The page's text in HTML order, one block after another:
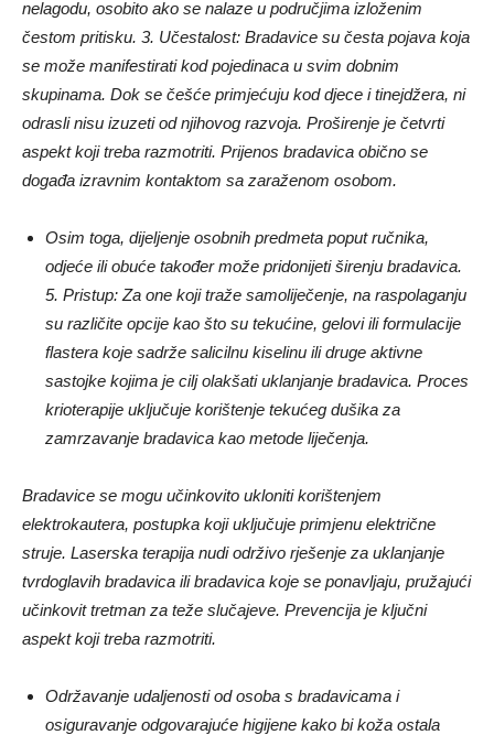
nelagodu, osobito ako se nalaze u područjima izloženim
čestom pritisku. 3. Učestalost: Bradavice su česta pojava koja
se može manifestirati kod pojedinaca u svim dobnim
skupinama. Dok se češće primjećuju kod djece i tinejdžera, ni
odrasli nisu izuzeti od njihovog razvoja. Proširenje je četvrti
aspekt koji treba razmotriti. Prijenos bradavica obično se
događa izravnim kontaktom sa zaraženom osobom.
Osim toga, dijeljenje osobnih predmeta poput ručnika,
odjeće ili obuće također može pridonijeti širenju bradavica.
5. Pristup: Za one koji traže samoliječenje, na raspolaganju
su različite opcije kao što su tekućine, gelovi ili formulacije
flastera koje sadrže salicilnu kiselinu ili druge aktivne
sastojke kojima je cilj olakšati uklanjanje bradavica. Proces
krioterapije uključuje korištenje tekućeg dušika za
zamrzavanje bradavica kao metode liječenja.
Bradavice se mogu učinkovito ukloniti korištenjem
elektrokautera, postupka koji uključuje primjenu električne
struje. Laserska terapija nudi održivo rješenje za uklanjanje
tvrdoglavih bradavica ili bradavica koje se ponavljaju, pružajući
učinkovit tretman za teže slučajeve. Prevencija je ključni
aspekt koji treba razmotriti.
Održavanje udaljenosti od osoba s bradavicama i
osiguravanje odgovarajuće higijene kako bi koža ostala